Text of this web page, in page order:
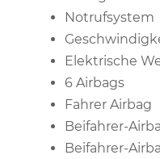
Notrufsystem
Elektrische
6 Airbags
Fahrer Airbag
Beifahrer-
Beifahrer-